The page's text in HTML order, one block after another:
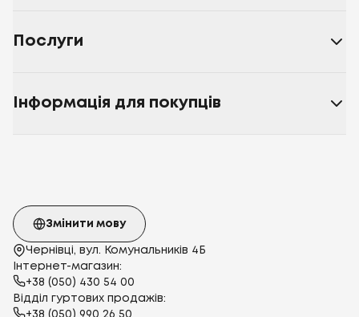
Послуги
Інформація для покупців
Чернівці, вул. Комунальників 4Б
Інтернет-магазин:
+38 (050) 430 54 00
Відділ гуртових продажів:
+38 (050) 990 26 50
Змінити мову